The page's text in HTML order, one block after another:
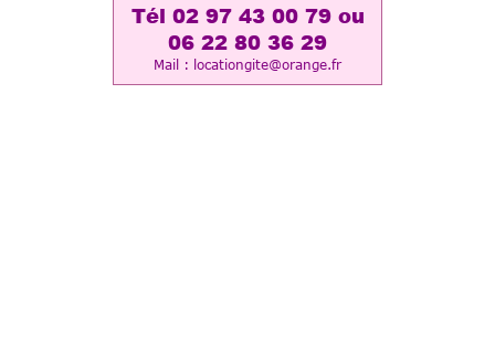
Tél 02 97 43 00 79 ou
06 22 80 36 29
Mail : locationgite@orange.fr